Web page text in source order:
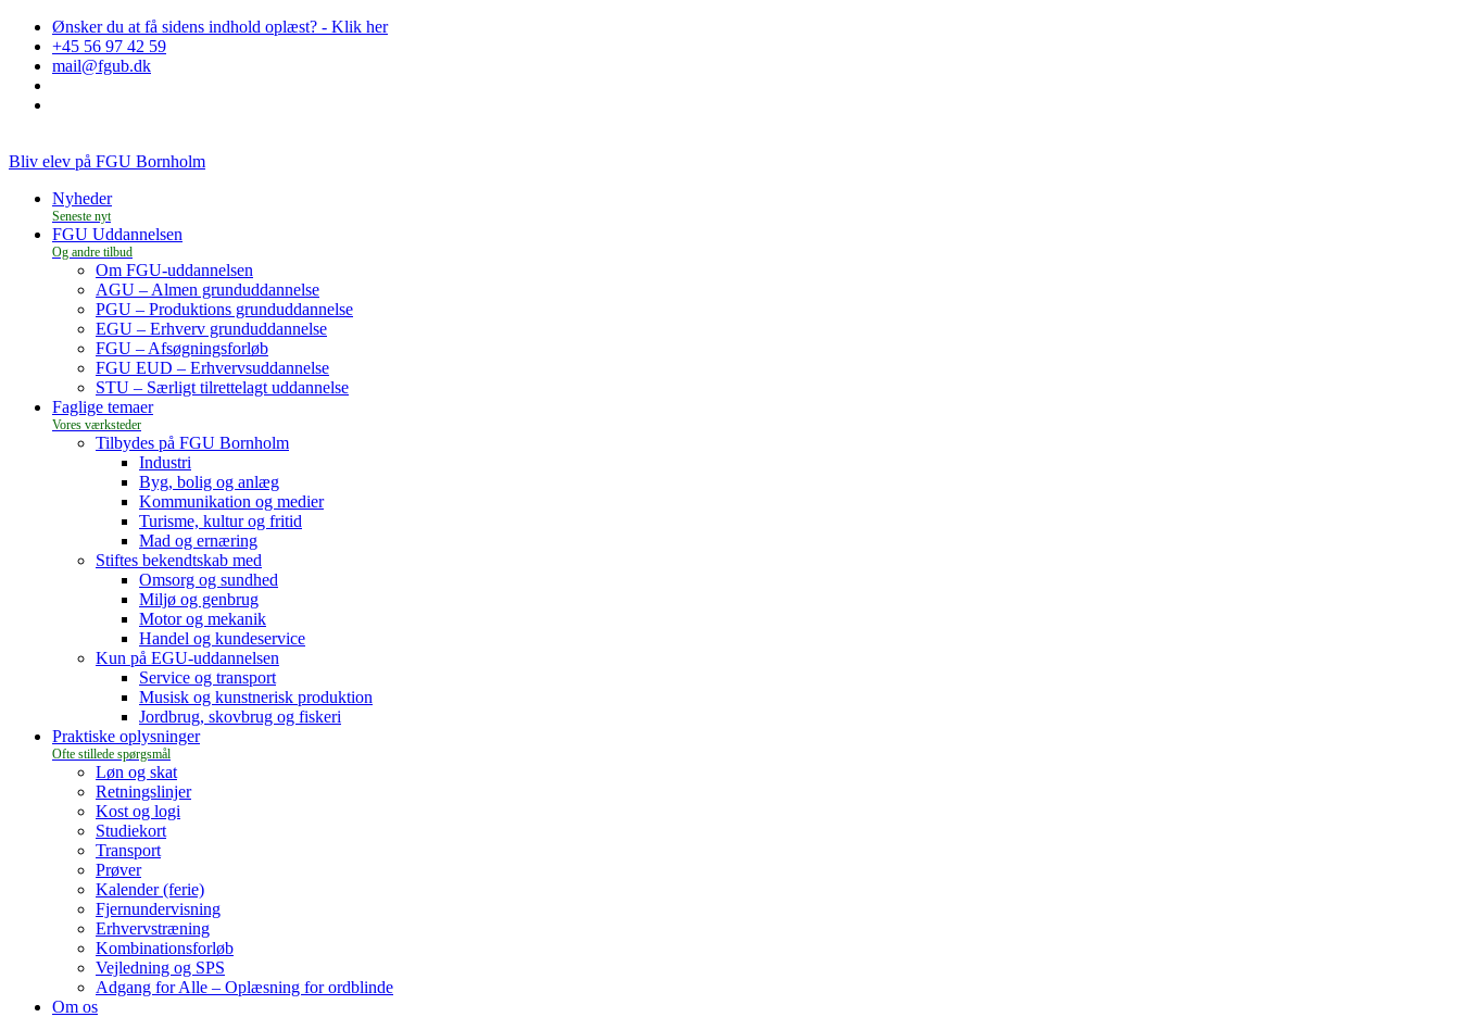
Ønsker du at få sidens indhold oplæst? - Klik her
+45 56 97 42 59
mail@fgub.dk
Bliv elev på FGU Bornholm
Nyheder
FGU Uddannelsen
Om FGU-uddannelsen
AGU – Almen grunduddannelse
PGU – Produktions grunduddannelse
EGU – Erhverv grunduddannelse
FGU – Afsøgningsforløb
FGU EUD – Erhvervsuddannelse
STU – Særligt tilrettelagt uddannelse
Faglige temaer
Tilbydes på FGU Bornholm
Industri
Byg, bolig og anlæg
Kommunikation og medier
Turisme, kultur og fritid
Mad og ernæring
Stiftes bekendtskab med
Omsorg og sundhed
Miljø og genbrug
Motor og mekanik
Handel og kundeservice
Kun på EGU-uddannelsen
Service og transport
Musisk og kunstnerisk produktion
Jordbrug, skovbrug og fiskeri
Praktiske oplysninger
Løn og skat
Retningslinjer
Kost og logi
Studiekort
Transport
Prøver
Kalender (ferie)
Fjernundervisning
Erhvervstræning
Kombinationsforløb
Vejledning og SPS
Adgang for Alle – Oplæsning for ordblinde
Om os